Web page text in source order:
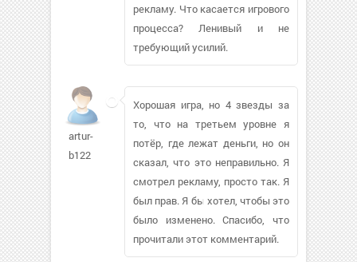
рекламу. Что касается игрового
процесса? Ленивый и не
требующий усилий.
artur-
b122
Хорошая игра, но 4 звезды за
то, что на третьем уровне я
потёр, где лежат деньги, но он
сказал, что это неправильно. Я
смотрел рекламу, просто так. Я
был прав. Я бы хотел, чтобы это
было изменено. Спасибо, что
прочитали этот комментарий.